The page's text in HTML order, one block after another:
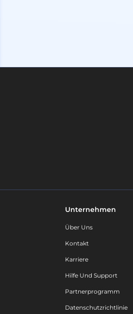
Unternehmen
Über Uns
Kontakt
Karriere
Hilfe Und Support
Partnerprogramm
Datenschutzrichtlinie